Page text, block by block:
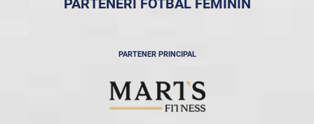
PARTENERI FOTBAL FEMININ
PARTENER PRINCIPAL